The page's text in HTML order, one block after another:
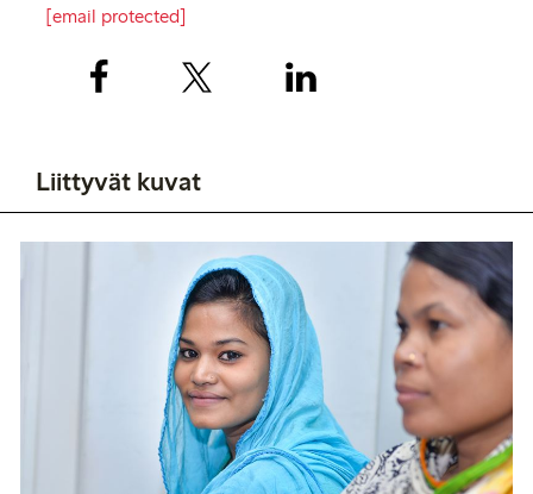
[email protected]
Liittyvät kuvat